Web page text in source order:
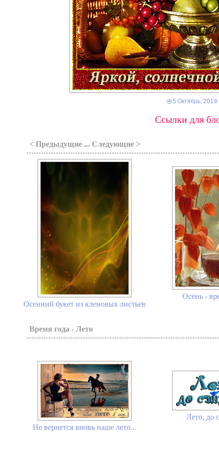
5 Октябрь, 2019
Ссылки для
< Предыдущие ... Следующие >
Осенний букет из кленовых листьев
Осень -
Время года - Лето
Не вернется вновь наше лето...
Лето, до